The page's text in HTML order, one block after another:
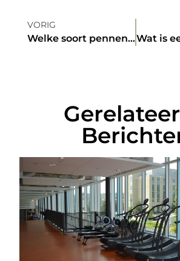
VORIG
Welke soort pennen zijn ideaal voor uw bedrijf?